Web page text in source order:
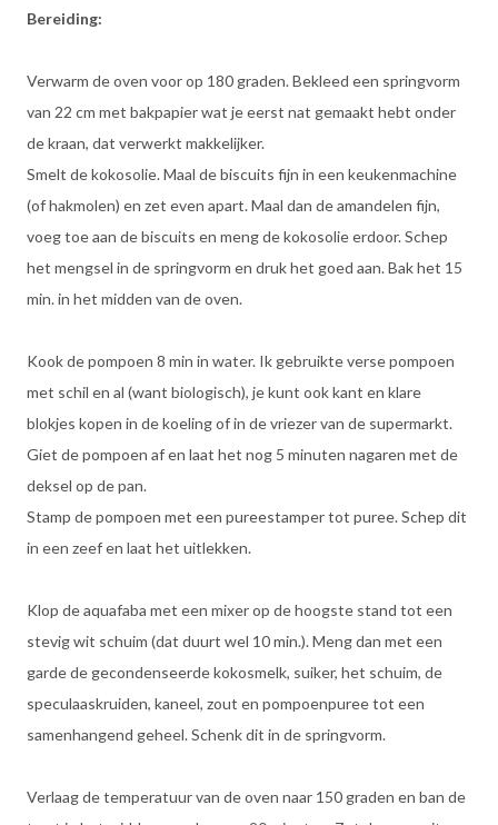
Bereiding:
Verwarm de oven voor op 180 graden. Bekleed een springvorm
van 22 cm met bakpapier wat je eerst nat gemaakt hebt onder
de kraan, dat verwerkt makkelijker.
Smelt de kokosolie. Maal de biscuits fijn in een keukenmachine
(of hakmolen) en zet even apart. Maal dan de amandelen fijn,
voeg toe aan de biscuits en meng de kokosolie erdoor. Schep
het mengsel in de springvorm en druk het goed aan. Bak het 15
min. in het midden van de oven.
Kook de pompoen 8 min in water. Ik gebruikte verse pompoen
met schil en al (want biologisch), je kunt ook kant en klare
blokjes kopen in de koeling of in de vriezer van de supermarkt.
Giet de pompoen af en laat het nog 5 minuten nagaren met de
deksel op de pan.
Stamp de pompoen met een pureestamper tot puree. Schep dit
in een zeef en laat het uitlekken.
Klop de aquafaba met een mixer op de hoogste stand tot een
stevig wit schuim (dat duurt wel 10 min.). Meng dan met een
garde de gecondenseerde kokosmelk, suiker, het schuim, de
speculaaskruiden, kaneel, zout en pompoenpuree tot een
samenhangend geheel. Schenk dit in de springvorm.
Verlaag de temperatuur van de oven naar 150 graden en ban de